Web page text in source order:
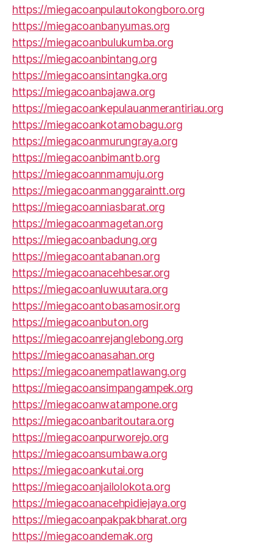
https://miegacoanpulautokongboro.org
https://miegacoanbanyumas.org
https://miegacoanbulukumba.org
https://miegacoanbintang.org
https://miegacoansintangka.org
https://miegacoanbajawa.org
https://miegacoankepulauanmerantiriau.org
https://miegacoankotamobagu.org
https://miegacoanmurungraya.org
https://miegacoanbimantb.org
https://miegacoannmamuju.org
https://miegacoanmanggaraintt.org
https://miegacoanniasbarat.org
https://miegacoanmagetan.org
https://miegacoanbadung.org
https://miegacoantabanan.org
https://miegacoanacehbesar.org
https://miegacoanluwuutara.org
https://miegacoantobasamosir.org
https://miegacoanbuton.org
https://miegacoanrejanglebong.org
https://miegacoanasahan.org
https://miegacoanempatlawang.org
https://miegacoansimpangampek.org
https://miegacoanwatampone.org
https://miegacoanbaritoutara.org
https://miegacoanpurworejo.org
https://miegacoansumbawa.org
https://miegacoankutai.org
https://miegacoanjailolokota.org
https://miegacoanacehpidiejaya.org
https://miegacoanpakpakbharat.org
https://miegacoandemak.org